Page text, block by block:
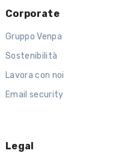
Corporate
Gruppo Venpa
Sostenibilità
Lavora con noi
Email security
Legal